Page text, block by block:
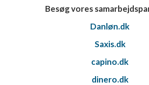
Besøg vores
Danløn.dk
Saxis.dk
capino.dk
dinero.dk